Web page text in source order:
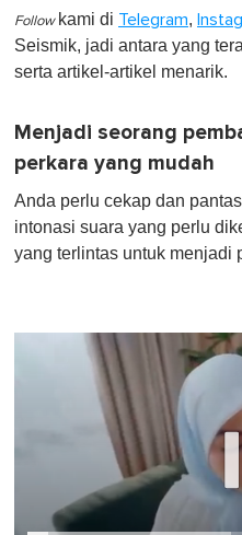
Follow kami di Telegram,
Seismik, jadi antara yang
serta artikel-artikel menarik.
Menjadi seorang
perkara yang mudah
Anda perlu cekap dan
intonasi suara yang perlu
yang terlintas untuk menjadi